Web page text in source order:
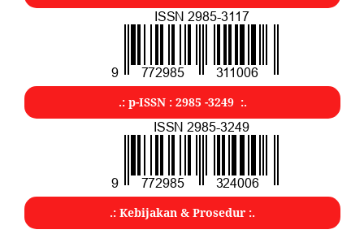
.: p-ISSN : 2985 -3249 :.
.: Kebijakan & Prosedur :.